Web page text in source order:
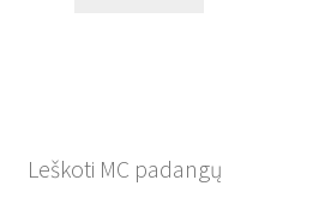
Leškoti MC padangų